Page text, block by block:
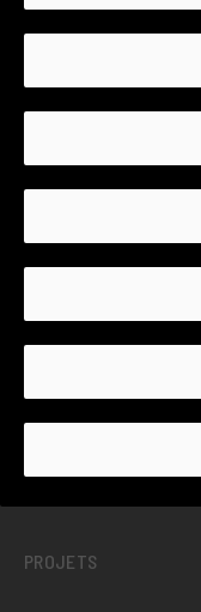
0 ARTICLES
OCCASIONS AVEC
PROJETS